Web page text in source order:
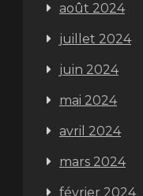
août 2024
juillet 2024
juin 2024
mai 2024
avril 2024
mars 2024
février 2024